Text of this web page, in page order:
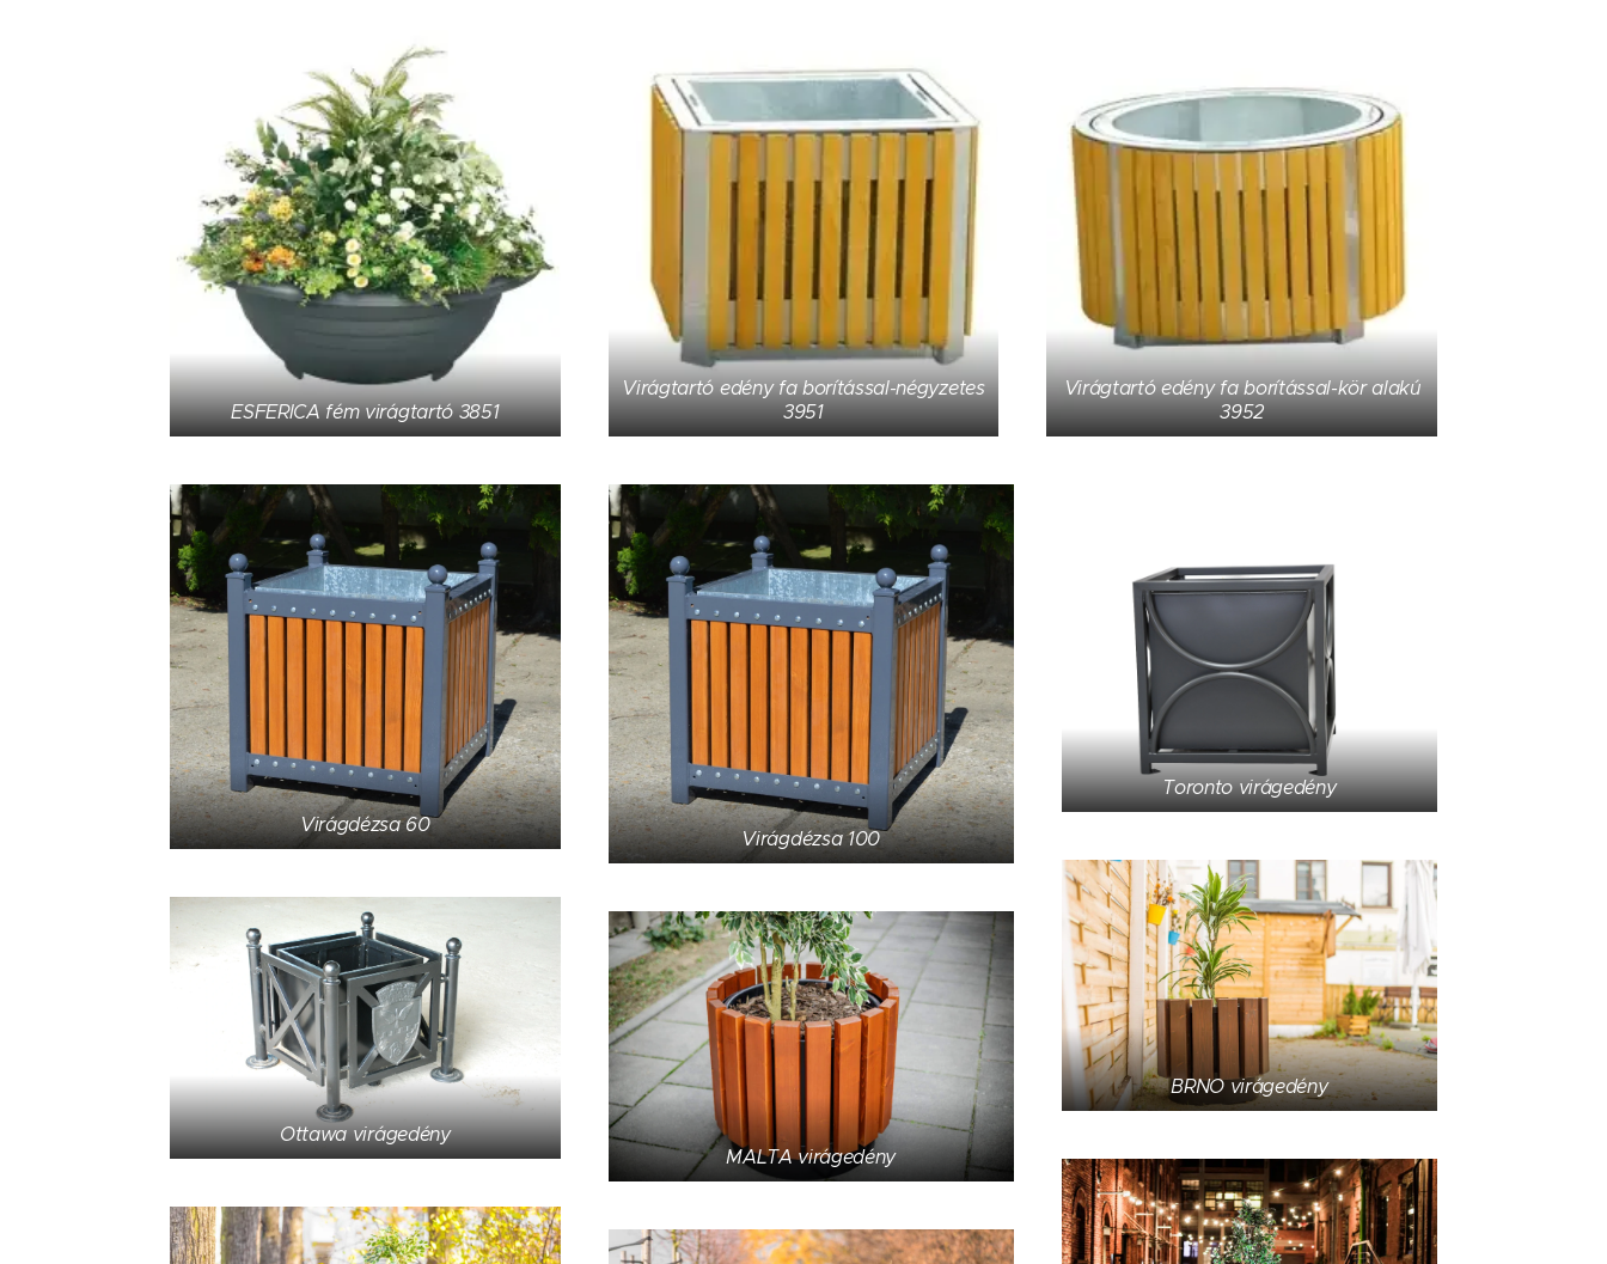
ESFERICA fém virágtartó 3851
Virágtartó edény fa borítással-négyzetes
3951
Virágtartó edény fa borítással-kör alakú
3952
Virágdézsa 60
Ottawa virágedény
Virágdézsa 100
MALTA virágedény
Toronto virágedény
BRNO virágedény